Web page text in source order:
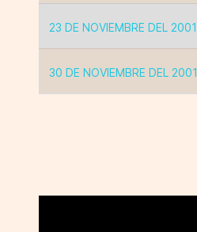
23 DE NOVIEMBRE DEL 2001
30 DE NOVIEMBRE DEL 2001